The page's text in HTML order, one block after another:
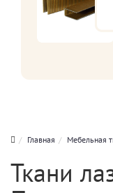
Главная Мебельная
Ткани